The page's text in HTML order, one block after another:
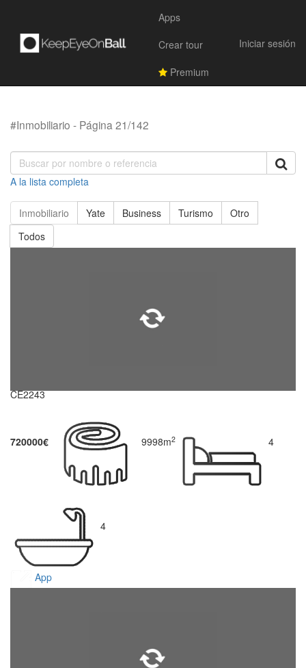
Apps
Crear tour
Premium
Iniciar sesión
#Inmobiliario - Página 21/142
A la lista completa
Inmobiliario Yate Business Turismo
Otro
Todos
CE2243
720000€ 9998m2 4
4
App